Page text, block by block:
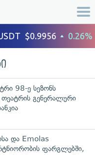
98-ე სეზონს
თეატრის გენერალური
და Emolas
ფარგლებში,